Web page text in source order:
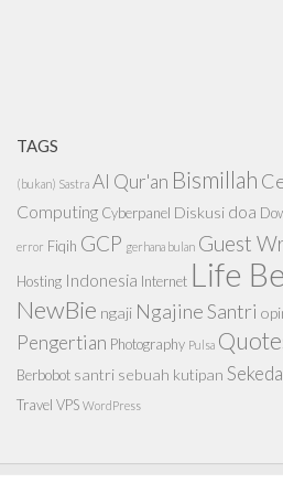
TAGS
(bukan) Sastra Al Qur'an Bismillah
Computing Cyberpanel Diskusi doa
error Fiqih GCP gerhana bulan Guest
Hosting Indonesia Internet Life
NewBie ngaji Ngajine Santri
Pengertian Photography Pulsa
Berbobot santri sebuah kutipan
Travel VPS WordPress